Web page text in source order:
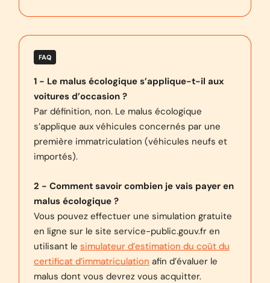
FAQ
1 - Le malus écologique s’applique-t-il aux
voitures d’occasion ?
Par définition, non. Le malus écologique
s’applique aux véhicules concernés par une
première immatriculation (véhicules neufs et
importés).
2 - Comment savoir combien je vais payer en
malus écologique ?
Vous pouvez effectuer une simulation gratuite
en ligne sur le site service-public.gouv.fr en
utilisant le simulateur d’estimation du coût du
certificat d’immatriculation afin d’évaluer le
malus dont vous devrez vous acquitter.